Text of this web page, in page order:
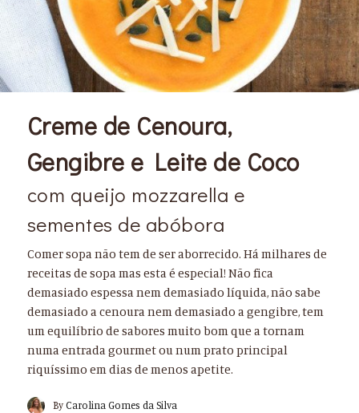
Creme de Cenoura,
Gengibre e Leite de Coco
com queijo mozzarella e
sementes de abóbora
Comer sopa não tem de ser aborrecido. Há milhares de
receitas de sopa mas esta é especial! Não fica
demasiado espessa nem demasiado líquida, não sabe
demasiado a cenoura nem demasiado a gengibre, tem
um equilíbrio de sabores muito bom que a tornam
numa entrada gourmet ou num prato principal
riquíssimo em dias de menos apetite.
By Carolina Gomes da Silva